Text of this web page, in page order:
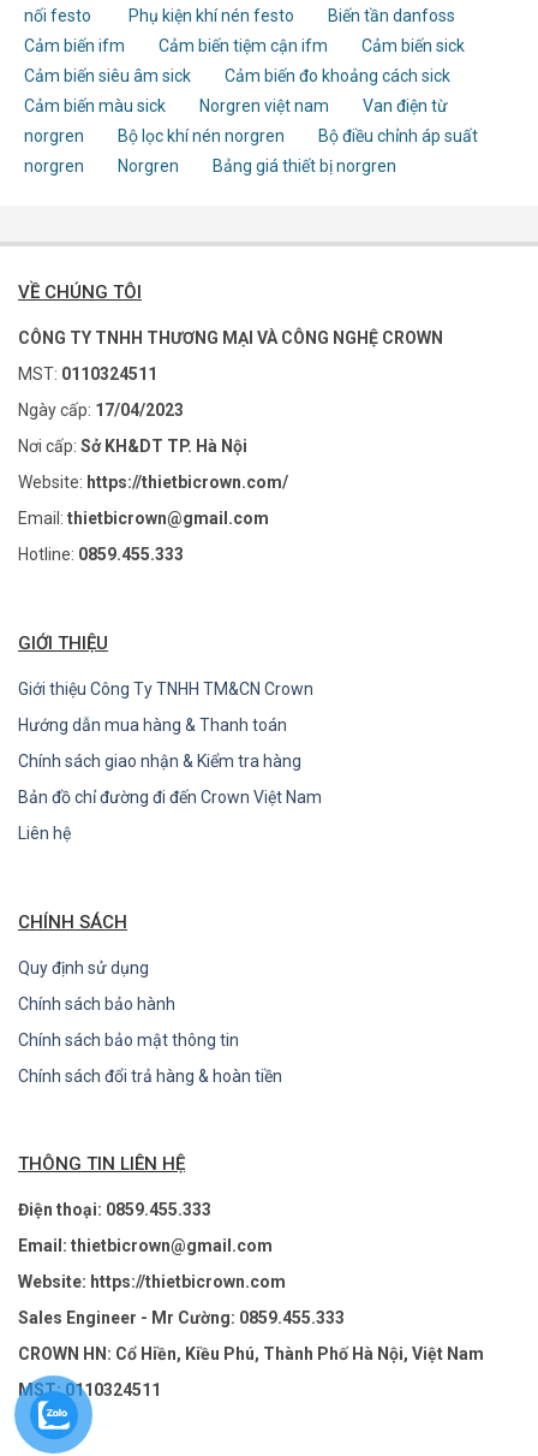
nối festo
Phụ kiện khí nén festo
Biến tần danfoss
Cảm biến ifm
Cảm biến tiệm cận ifm
Cảm biến sick
Cảm biến siêu âm sick
Cảm biến đo khoảng cách sick
Cảm biến màu sick
Norgren việt nam
Van điện từ
norgren
Bộ lọc khí nén norgren
Bộ điều chỉnh áp suất
norgren
Norgren Bảng giá thiết bị norgren
VỀ CHÚNG TÔI
CÔNG TY TNHH THƯƠNG MẠI VÀ CÔNG NGHỆ CROWN
MST: 0110324511
Ngày cấp: 17/04/2023
Nơi cấp: Sở KH&DT TP. Hà Nội
Website: https://thietbicrown.com/
Email: thietbicrown@gmail.com
Hotline: 0859.455.333
GIỚI THIỆU
Giới thiệu Công Ty TNHH TM&CN Crown
Hướng dẫn mua hàng & Thanh toán
Chính sách giao nhận & Kiểm tra hàng
Bản đồ chỉ đường đi đến Crown Việt Nam
Liên hệ
CHÍNH SÁCH
Quy định sử dụng
Chính sách bảo hành
Chính sách bảo mật thông tin
Chính sách đổi trả hàng & hoàn tiền
THÔNG TIN LIÊN HỆ
Điện thoại: 0859.455.333
Email: thietbicrown@gmail.com
Website: https://thietbicrown.com
Sales Engineer - Mr Cường: 0859.455.333
CROWN HN: Cổ Hiền, Kiều Phú, Thành Phố Hà Nội, Việt Nam
MST: 0110324511